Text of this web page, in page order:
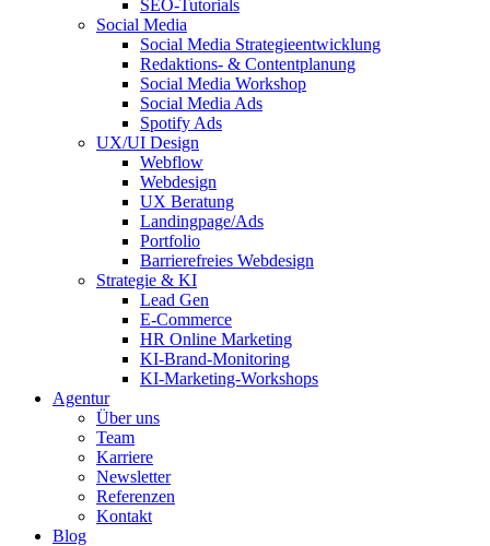
SEO-Tutorials
Social Media
Social Media Strategieentwicklung
Redaktions- & Contentplanung
Social Media Workshop
Social Media Ads
Spotify Ads
UX/UI Design
Webflow
Webdesign
UX Beratung
Landingpage/Ads
Portfolio
Barrierefreies Webdesign
Strategie & KI
Lead Gen
E-Commerce
HR Online Marketing
KI-Brand-Monitoring
KI-Marketing-Workshops
Agentur
Über uns
Team
Karriere
Newsletter
Referenzen
Kontakt
Blog